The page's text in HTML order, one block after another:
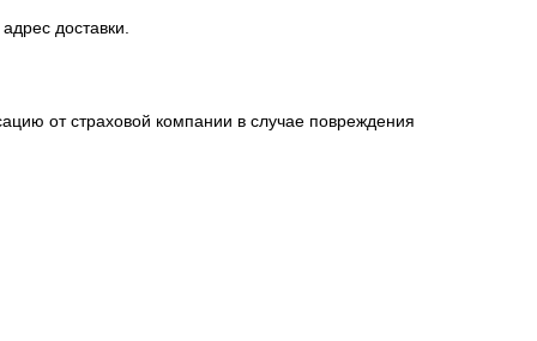
доставки.
от страховой компании в случае повреждения